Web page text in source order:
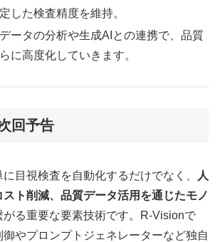
した検査精度を維持。
ータの分析や生成AIとの連携で、品質
に高度化していきます。
回予告
に目視検査を自動化するだけでなく、
人
ト削減、品質データ活用を通じたモノ
がる重要な要素技術です。R-Visionで
やプロンプトジェネレーターなど独自